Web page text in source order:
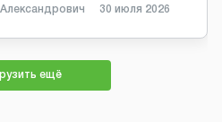
30 июля 2026
ещё